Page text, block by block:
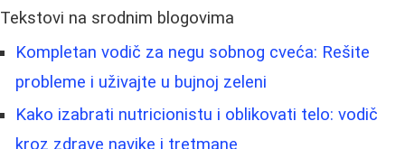
Tekstovi na srodnim blogovima
Kompletan vodič za negu sobnog cveća: Rešite
probleme i uživajte u bujnoj zeleni
Kako izabrati nutricionistu i oblikovati telo: vodič
kroz zdrave navike i tretmane